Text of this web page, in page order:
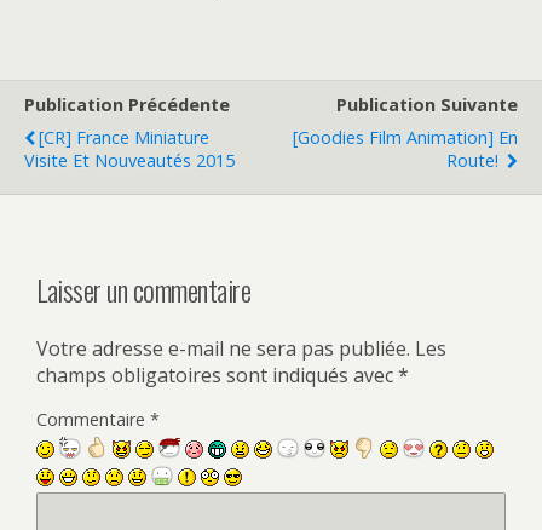
Publication Précédente
[CR] France Miniature
Visite Et Nouveautés 2015
Publication Suivante
[Goodies Film Animation] En
Route!
Laisser un commentaire
Votre adresse e-mail ne sera pas publiée. Les
champs obligatoires sont indiqués avec*
Commentaire *